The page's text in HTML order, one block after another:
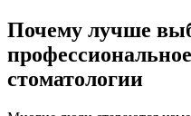
Почему лучше
стоматологии